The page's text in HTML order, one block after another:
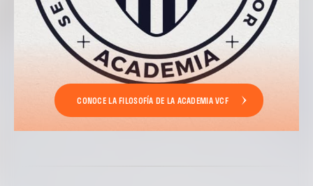
CONOCE LA FILOSOFÍA DE LA ACADEMIA VCF